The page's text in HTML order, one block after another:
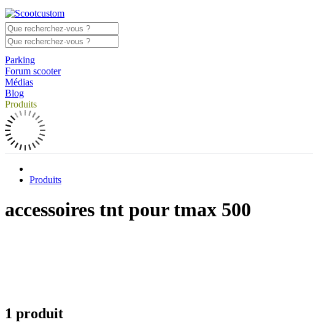
Parking
Forum scooter
Médias
Blog
Produits
Produits
accessoires tnt pour tmax 500
1 produit